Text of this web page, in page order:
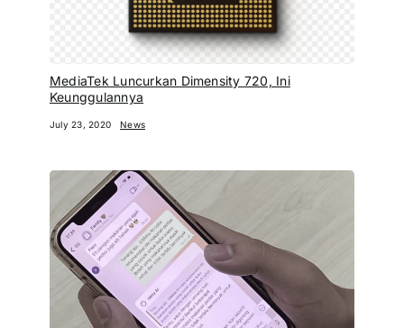
MediaTek Luncurkan Dimensity 720, Ini
Keunggulannya
July 23, 2020 News